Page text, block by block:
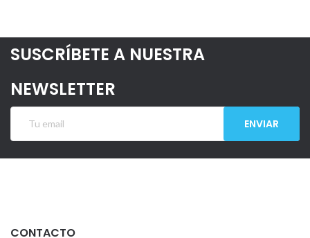
SUSCRÍBETE A NUESTRA
NEWSLETTER
ENVIAR
CONTACTO